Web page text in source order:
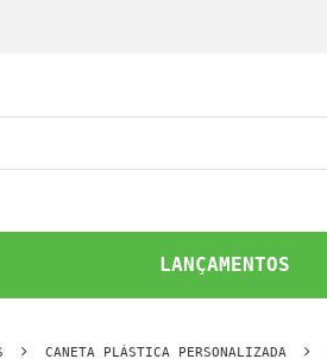
LANÇAMENTOS
CANETA PLÁSTICA PERSONALIZADA